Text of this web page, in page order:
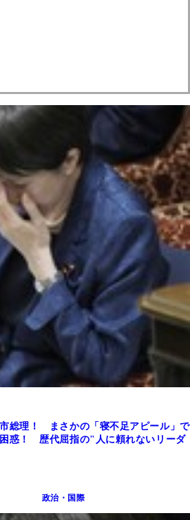
総理！ まさかの「寝不足アピール」で
惑！ 歴代屈指の"人に頼れないリーダ
政治・国際